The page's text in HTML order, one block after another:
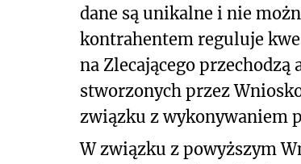
dane są unikalne i nie
kontrahentem reguluje
na Zlecającego
stworzonych przez
związku z wykonywaniem
W związku z powyższym